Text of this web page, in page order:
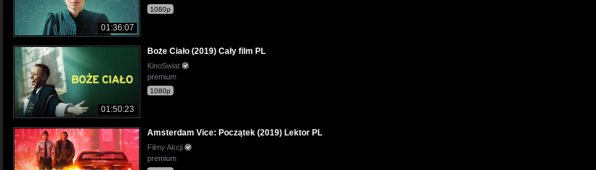
01:36:07
1080p
01:50:23
Boże Ciało (2019) Cały film PL
KinoSwiat
premium
1080p
Amsterdam Vice: Początek (2019) Lektor PL
Filmy Akcji
premium